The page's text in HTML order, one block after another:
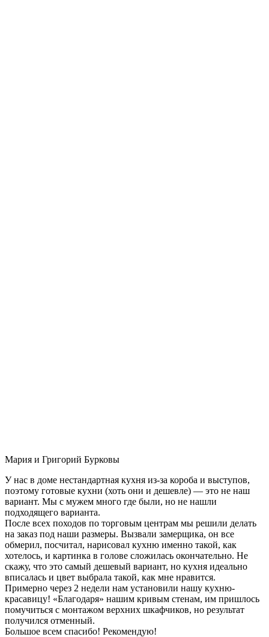
Мария и Григорий Бурковы
У нас в доме нестандартная кухня из-за короба и выступов,
поэтому готовые кухни (хоть они и дешевле) — это не наш
вариант. Мы с мужем много где были, но не нашли
подходящего варианта.
После всех походов по торговым центрам мы решили делать
на заказ под наши размеры. Вызвали замерщика, он все
обмерил, посчитал, нарисовал кухню именно такой, как
хотелось, и картинка в голове сложилась окончательно. Не
скажу, что это самый дешевый вариант, но кухня идеально
вписалась и цвет выбрала такой, как мне нравится.
Примерно через 2 недели нам установили нашу кухню-
красавицу! «Благодаря» нашим кривым стенам, им пришлось
помучиться с монтажом верхних шкафчиков, но результат
получился отменный.
Большое всем спасибо! Рекомендую!